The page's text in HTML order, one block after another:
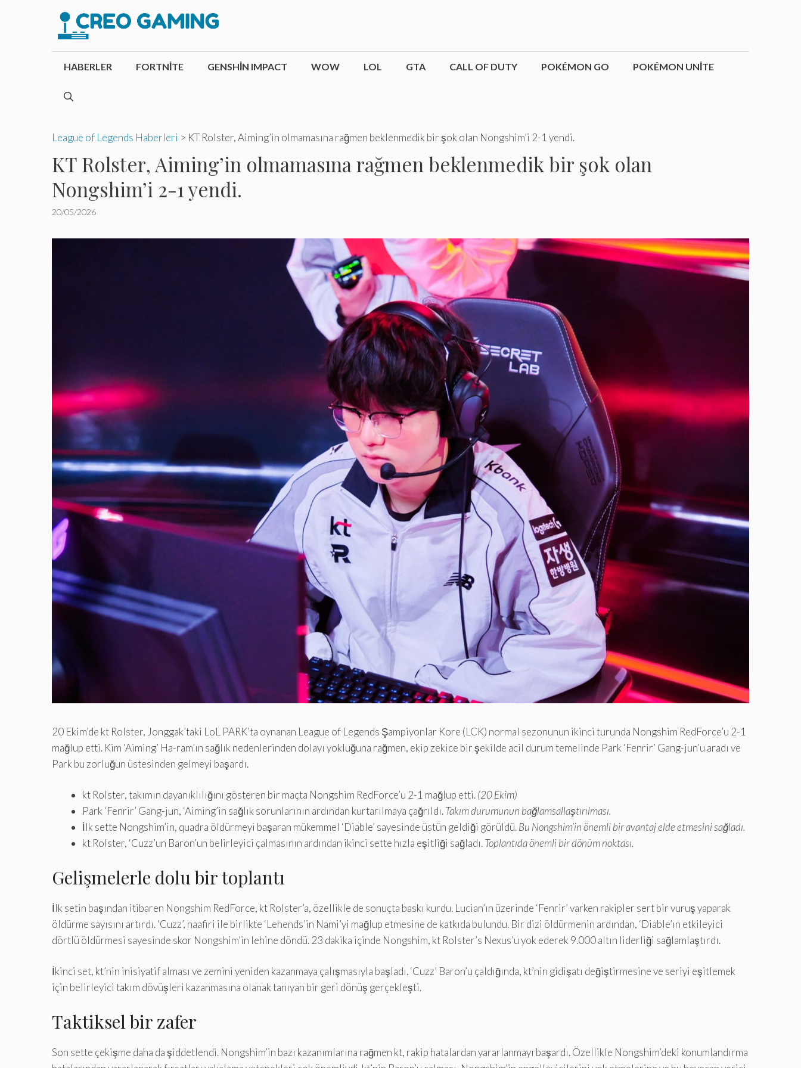
HABERLER FORTNITE GENSHIN IMPACT WOW LOL GTA CALL OF DUTY POKÉMON GO POKÉMON UNITE
League of Legends Haberleri > KT Rolster, Aiming’in olmamasına rağmen beklenmedik bir şok olan Nongshim’i 2-1 yendi.
KT Rolster, Aiming’in olmamasına rağmen beklenmedik bir şok olan
Nongshim’i 2-1 yendi.
20/05/2026
20 Ekim’de kt Rolster, Jonggak’taki LoL PARK’ta oynanan League of Legends Şampiyonlar Kore (LCK) normal sezonunun ikinci turunda Nongshim RedForce’u 2-1
mağlup etti. Kim ‘Aiming’ Ha-ram’ın sağlık nedenlerinden dolayı yokluğuna rağmen, ekip zekice bir şekilde acil durum temelinde Park ‘Fenrir’ Gang-jun’u aradı ve
Park bu zorluğun üstesinden gelmeyi başardı.
kt Rolster, takımın dayanıklılığını gösteren bir maçta Nongshim RedForce’u 2-1 mağlup etti.(20 Ekim)
Park ‘Fenrir’ Gang-jun, ‘Aiming’in sağlık sorunlarının ardından kurtarılmaya çağrıldı.Takım durumunun bağlamsallaştırılması.
İlk sette Nongshim’in, quadra öldürmeyi başaran mükemmel ‘Diable’ sayesinde üstün geldiği görüldü.Bu Nongshim’in önemli bir avantaj elde etmesini sağladı.
kt Rolster, ‘Cuzz’un Baron’un belirleyici çalmasının ardından ikinci sette hızla eşitliği sağladı.Toplantıda önemli bir dönüm noktası.
Gelişmelerle dolu bir toplantı
İlk setin başından itibaren Nongshim RedForce, kt Rolster’a, özellikle de sonuçta baskı kurdu. Lucian’ın üzerinde ‘Fenrir’ varken rakipler sert bir vuruş yaparak
öldürme sayısını artırdı. ‘Cuzz’, naafiri ile birlikte ‘Lehends’in Nami’yi mağlup etmesine de katkıda bulundu. Bir dizi öldürmenin ardından, ‘Diable’ın etkileyici
dörtlü öldürmesi sayesinde skor Nongshim’in lehine döndü. 23 dakika içinde Nongshim, kt Rolster’s Nexus’u yok ederek 9.000 altın liderliği sağlamlaştırdı.
İkinci set, kt’nin inisiyatif alması ve zemini yeniden kazanmaya çalışmasıyla başladı. ‘Cuzz’ Baron’u çaldığında, kt’nin gidişatı değiştirmesine ve seriyi eşitlemek
için belirleyici takım dövüşleri kazanmasına olanak tanıyan bir geri dönüş gerçekleşti.
Taktiksel bir zafer
Son sette çekişme daha da şiddetlendi. Nongshim’in bazı kazanımlarına rağmen kt, rakip hatalardan yararlanmayı başardı. Özellikle Nongshim’deki konumlandırma